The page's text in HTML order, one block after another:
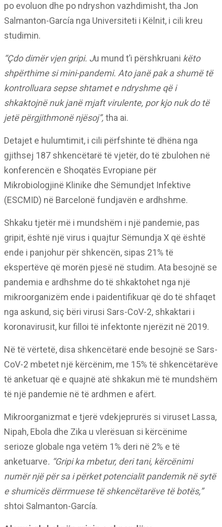
po evoluon dhe po ndryshon vazhdimisht, tha Jon
Salmanton-García nga Universiteti i Këlnit, i cili kreu
studimin.
“Çdo dimër vjen gripi. Ju mund t’i përshkruani këto
shpërthime si mini-pandemi. Ato janë pak a shumë të
kontrolluara sepse shtamet e ndryshme që i
shkaktojnë nuk janë mjaft virulente, por kjo nuk do të
jetë përgjithmonë njësoj”, tha ai.
Detajet e hulumtimit, i cili përfshinte të dhëna nga
gjithsej 187 shkencëtarë të vjetër, do të zbulohen në
konferencën e Shoqatës Evropiane për
Mikrobiologjinë Klinike dhe Sëmundjet Infektive
(ESCMID) në Barcelonë fundjavën e ardhshme.
Shkaku tjetër më i mundshëm i një pandemie, pas
gripit, është një virus i quajtur Sëmundja X që është
ende i panjohur për shkencën, sipas 21% të
ekspertëve që morën pjesë në studim. Ata besojnë se
pandemia e ardhshme do të shkaktohet nga një
mikroorganizëm ende i paidentifikuar që do të shfaqet
nga askund, siç bëri virusi Sars-CoV-2, shkaktari i
koronavirusit, kur filloi të infektonte njerëzit në 2019.
Në të vërtetë, disa shkencëtarë ende besojnë se Sars-
CoV-2 mbetet një kërcënim, me 15% të shkencëtarëve
të anketuar që e quajnë atë shkakun më të mundshëm
të një pandemie në të ardhmen e afërt.
Mikroorganizmat e tjerë vdekjeprurës si viruset Lassa,
Nipah, Ebola dhe Zika u vlerësuan si kërcënime
serioze globale nga vetëm 1% deri në 2% e të
anketuarve. “Gripi ka mbetur, deri tani, kërcënimi
numër një për sa i përket potencialit pandemik në sytë
e shumicës dërrmuese të shkencëtarëve të botës,”
shtoi Salmanton-García.